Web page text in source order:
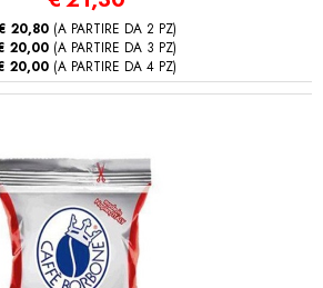
20,80(A PARTIRE DA 2 PZ)
20,00 (A PARTIRE DA 3 PZ)
20,00 (A PARTIRE DA 4 PZ)